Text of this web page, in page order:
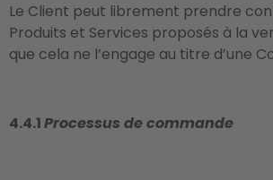
Le Client peut librement prendre
Produits et Services proposés à la
que cela ne l’engage au titre d’une
4.4.1Processus de commande